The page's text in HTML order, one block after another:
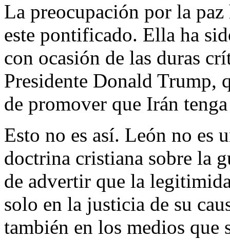
La preocupación por la paz
este pontificado. Ella ha
con ocasión de las duras
Presidente Donald Trump,
de promover que Irán
Esto no es así. León no es
doctrina cristiana sobre la
de advertir que la
solo en la justicia de su
también en los medios que